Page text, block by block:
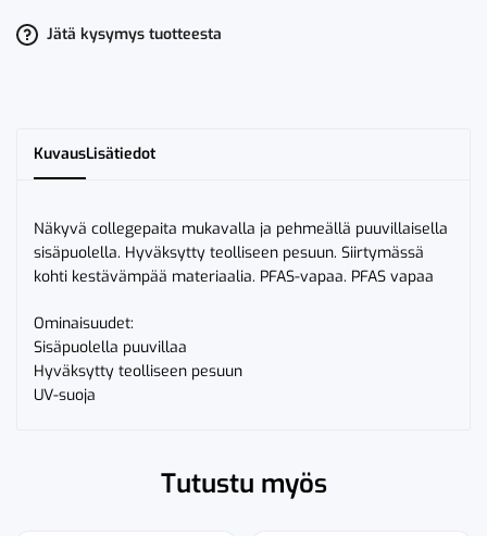
SHV
määräJätä kysymys tuotteesta
KuvausLisätiedot
Näkyvä collegepaita mukavalla ja pehmeällä puuvillaisella
sisäpuolella. Hyväksytty teolliseen pesuun. Siirtymässä
kohti kestävämpää materiaalia. PFAS-vapaa. PFAS vapaa
Ominaisuudet:
Sisäpuolella puuvillaa
Hyväksytty teolliseen pesuun
UV-suoja
Tutustu myös